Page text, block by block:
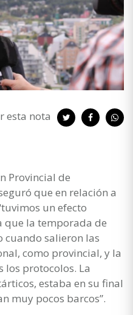
esta nota
Provincial de
que en relación a
un efecto
que la temporada de
cuando salieron las
como provincial, y la
los protocolos. La
estaba en su final
muy pocos barcos”.